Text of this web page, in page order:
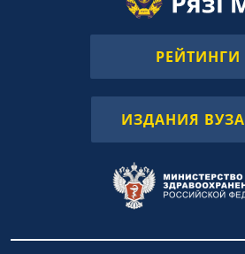
РЕЙТИНГИ
ИЗДАНИЯ ВУЗА